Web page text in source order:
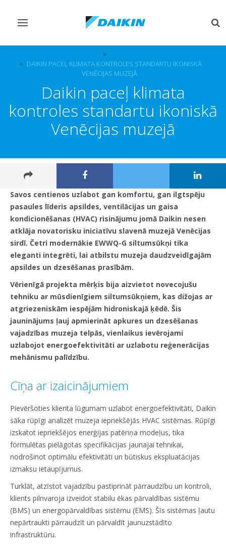
Pārslēgt
DAIKIN PACEĻ KLIMATA KONTROLES STANDARTU IKONISKĀ
VENĒCIJAS MUZEJĀ
Daikin paceļ klimata
kontroles standartu ikoniskā
Venēcijas muzejā
Savos centienos uzlabot gan komfortu, gan ilgtspēju
pasaules līderis apsildes, ventilācijas un gaisa
kondicionēšanas (HVAC) risinājumu jomā Daikin nesen
atklāja novatorisku iniciatīvu slavenā muzejā Venēcijas
sirdī. Četri modernākie EWWQ-G siltumsūkņi tika
eleganti integrēti, lai atbilstu muzeja daudzveidīgajām
apsildes un dzesēšanas prasībām.
Vērienīgā projekta mērķis bija aizvietot novecojušu
tehniku ar mūsdienīgiem siltumsūkņiem, kas dižojas ar
atgriezeniskām iespējām hidroniskajā ķēdē. Šis
jauninājums ļauj apmierināt apkures un dzesēšanas
vajadzības muzeja telpās, vienlaikus ievērojami
uzlabojot energoefektivitāti ar uzlabotu reģenerācijas
mehānismu palīdzību.
Cīņa ar izaicinājumiem
Pievēršoties klienta lūgumam uzlabot energoefektivitāti, Daikin
sāka rūpīgi analizēt muzeja iepriekšējās HVAC sistēmas. Rūpīgi
izskatot iepriekšējos enerģijas patēriņa modeļus, tika
formulētas pielāgotas specifikācijas jaunajai tehnikai,
nodrošinot optimālu efektivitāti un būtiskus ekspluatācijas
izmaksu ietaupījumus.
Turklāt, atzīstot vajadzību pastiprināt pārraudzību un kontroli,
klients pilnvaroja izveidot stabilu ēkas pārvaldības sistēmu
(BMS) un energopārvaldības sistēmu (EMS). Šīs sistēmas ļautu
nepārtraukti pārraudzīt un pārvaldīt jaunuzstādīto
infrastruktūru.